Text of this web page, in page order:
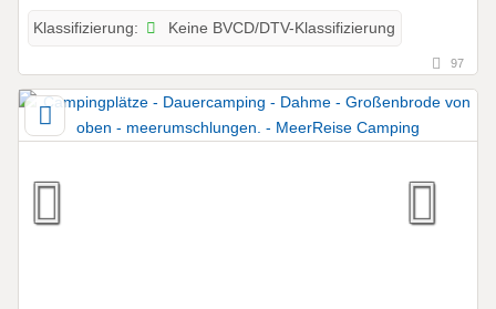
Klassifizierung: Keine BVCD/DTV-Klassifizierung
97